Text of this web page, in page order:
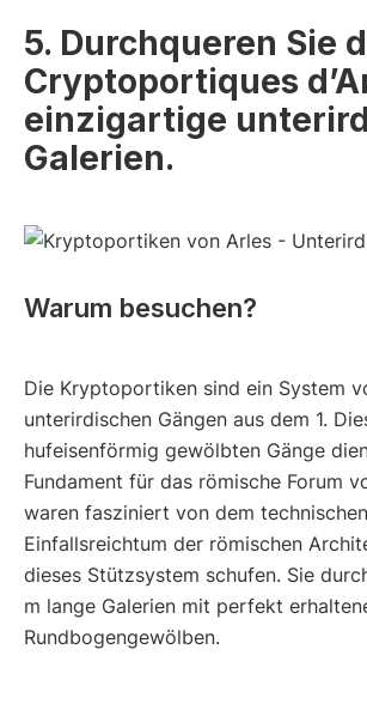
5. Durchqueren Sie
Cryptoportiques
einzigartige
Galerien.
Warum besuchen?
Die Kryptoportiken sind ein System
unterirdischen Gängen aus dem 1.
hufeisenförmig gewölbten Gänge
Fundament für das römische Forum
waren fasziniert von dem technischen
Einfallsreichtum der römischen
dieses Stützsystem schufen. Sie
m lange Galerien mit perfekt
Rundbogengewölben.